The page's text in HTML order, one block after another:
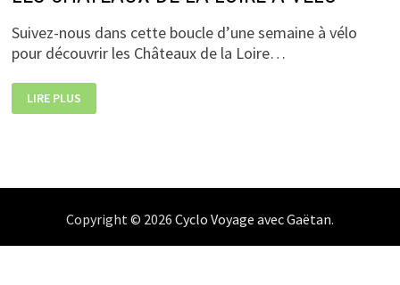
Suivez-nous dans cette boucle d’une semaine à vélo
pour découvrir les Châteaux de la Loire…
LES
CHÂTEAUX
DE
LIRE PLUS
Copyright © 2026 Cyclo Voyage avec Gaëtan.